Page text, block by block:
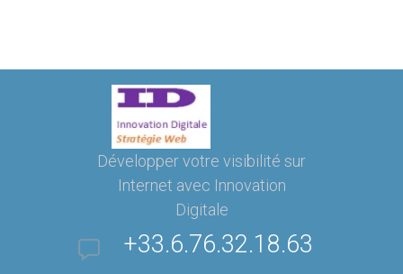
Développer votre visibilité sur
Internet avec Innovation
Digitale
+33.6.76.32.18.63